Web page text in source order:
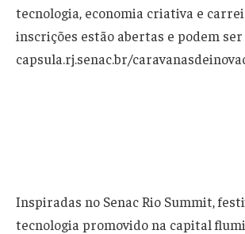
tecnologia, economia criativa e
inscrições estão abertas e podem
capsula.rj.senac.br/
Inspiradas no Senac Rio Summit,
tecnologia promovido na capital